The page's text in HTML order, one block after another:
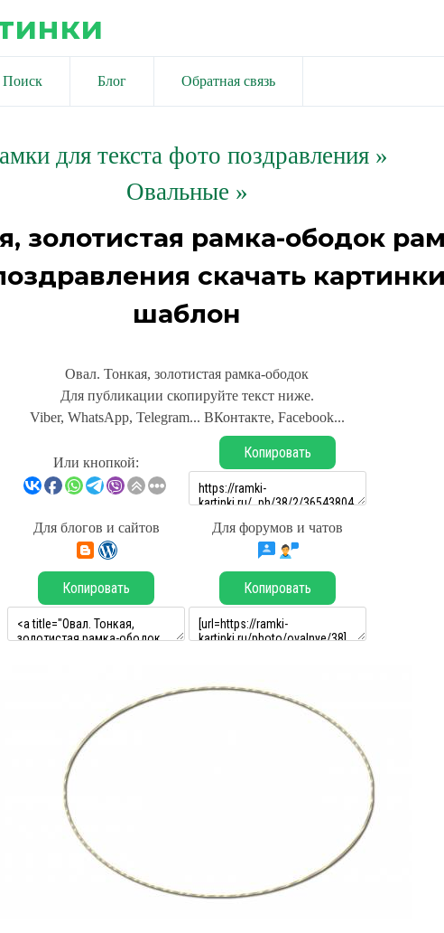
Поиск Блог Обратная связь
для текста фото поздравления »
Овальные »
золотистая рамка-ободок
скачать
шаблон
Овал. Тонкая, золотистая рамка-ободок
Для публикации скопируйте текст ниже.
Viber, WhatsApp, Telegram... ВКонтакте, Facebook...
Или кнопкой:
Копировать
Для блогов и сайтов Для форумов и чатов
Копировать Копировать